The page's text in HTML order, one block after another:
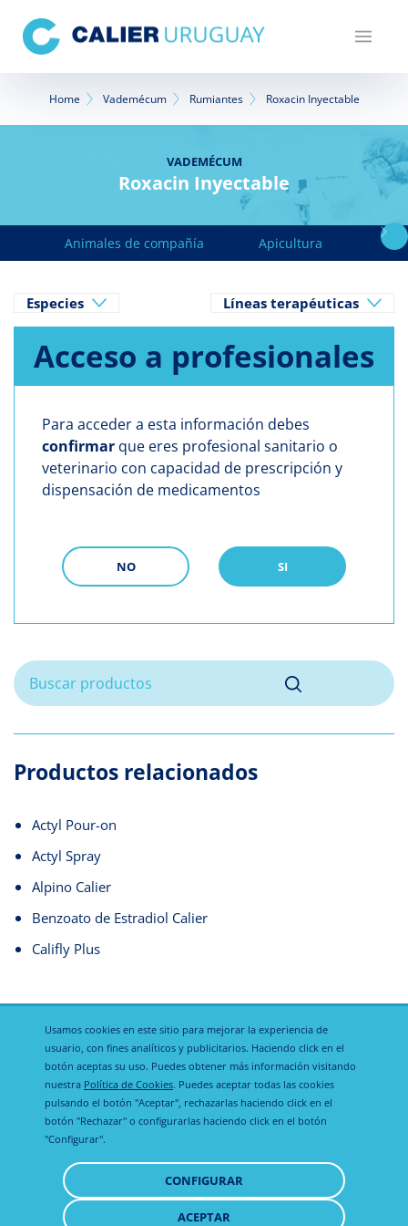
contenido
principal
Sobrescribir
enlaces
ayuda
a
la
navegación
Home Vademécum Rumiantes Roxacin Inyectable
VADEMÉCUM
Roxacin Inyectable
Animales de compañía Apicultura
Especies Líneas terapéuticas
Acceso a profesionales
Para acceder a esta información debes
confirmar que eres profesional sanitario o
veterinario con capacidad de prescripción y
dispensación de medicamentos
NO SI
Productos relacionados
Actyl Pour-on
Actyl Spray
Alpino Calier
Benzoato de Estradiol Calier
Califly Plus
Calier Global Aviso legal
Política de
privacidad
Política de
cookies
Usamos cookies en este sitio para mejorar la experiencia de
usuario, con fines analíticos y publicitarios. Haciendo click en el
botón aceptas su uso. Puedes obtener más información visitando
nuestra Política de Cookies. Puedes aceptar todas las cookies
pulsando el botón "Aceptar", rechazarlas haciendo click en el
botón "Rechazar" o configurarlas haciendo click en el botón
"Configurar".
CONFIGURAR
ACEPTAR